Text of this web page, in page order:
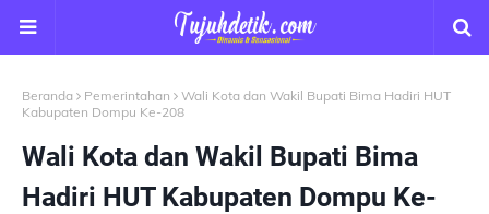
Beranda Pemerintahan
Wali Kota dan Wakil Bupati Bima Hadiri HUT
Kabupaten Dompu Ke-208
Wali Kota dan Wakil Bupati Bima
Hadiri HUT Kabupaten Dompu Ke-